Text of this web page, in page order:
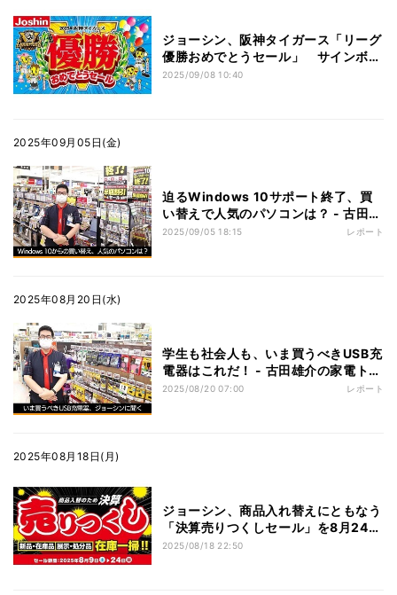
ジョーシン、阪神タイガース「リーグ
優勝おめでとうセール」 サインボー
ルなどが当たる！
2025/09/08 10:40
2025年09月05日(金)
迫るWindows 10サポート終了、買
い替えで人気のパソコンは？ - 古田雄
介の家電トレンド通信
2025/09/05 18:15 レポート
2025年08月20日(水)
学生も社会人も、いま買うべきUSB充
電器はこれだ！ - 古田雄介の家電トレ
ンド通信
2025/08/20 07:00 レポート
2025年08月18日(月)
ジョーシン、商品入れ替えにともなう
「決算売りつくしセール」を8月24日
まで実施
2025/08/18 22:50